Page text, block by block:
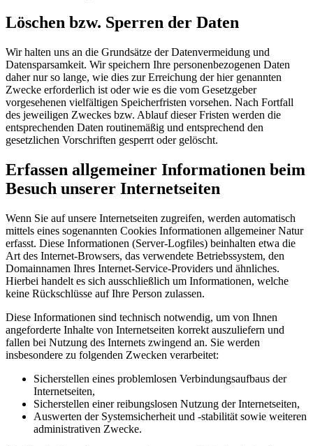
Löschen bzw. Sperren der Daten
Wir halten uns an die Grundsätze der Datenvermeidung und
Datensparsamkeit. Wir speichern Ihre personenbezogenen Daten
daher nur so lange, wie dies zur Erreichung der hier genannten
Zwecke erforderlich ist oder wie es die vom Gesetzgeber
vorgesehenen vielfältigen Speicherfristen vorsehen. Nach Fortfall
des jeweiligen Zweckes bzw. Ablauf dieser Fristen werden die
entsprechenden Daten routinemäßig und entsprechend den
gesetzlichen Vorschriften gesperrt oder gelöscht.
Erfassen allgemeiner Informationen beim
Besuch unserer Internetseiten
Wenn Sie auf unsere Internetseiten zugreifen, werden automatisch
mittels eines sogenannten Cookies Informationen allgemeiner Natur
erfasst. Diese Informationen (Server-Logfiles) beinhalten etwa die
Art des Internet-Browsers, das verwendete Betriebssystem, den
Domainnamen Ihres Internet-Service-Providers und ähnliches.
Hierbei handelt es sich ausschließlich um Informationen, welche
keine Rückschlüsse auf Ihre Person zulassen.
Diese Informationen sind technisch notwendig, um von Ihnen
angeforderte Inhalte von Internetseiten korrekt auszuliefern und
fallen bei Nutzung des Internets zwingend an. Sie werden
insbesondere zu folgenden Zwecken verarbeitet:
Sicherstellen eines problemlosen Verbindungsaufbaus der
Internetseiten,
Sicherstellen einer reibungslosen Nutzung der Internetseiten,
Auswerten der Systemsicherheit und -stabilität sowie weiteren
administrativen Zwecke.